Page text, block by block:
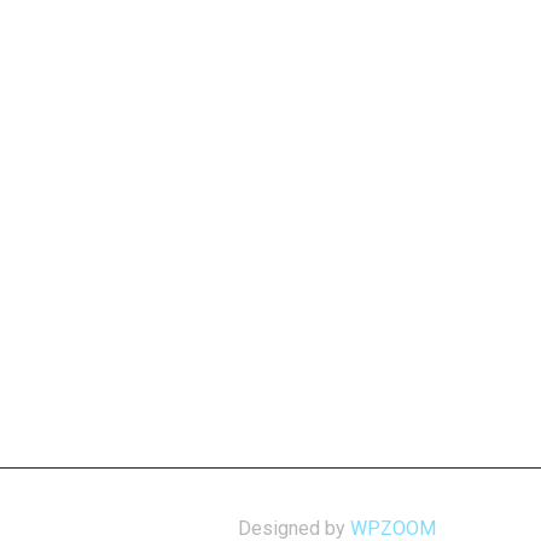
Designed by WPZOOM